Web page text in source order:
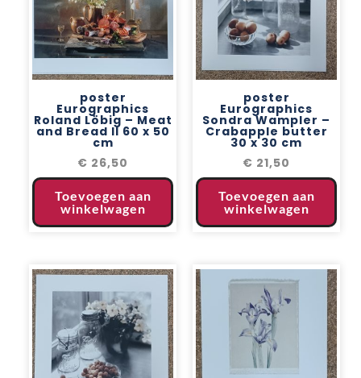
poster
Eurographics
Roland Löbig – Meat
and Bread II 60 x 50
cm
€ 26,50
Toevoegen aan
winkelwagen
poster
Eurographics
Sondra Wampler –
Crabapple butter
30 x 30 cm
€ 21,50
Toevoegen aan
winkelwagen